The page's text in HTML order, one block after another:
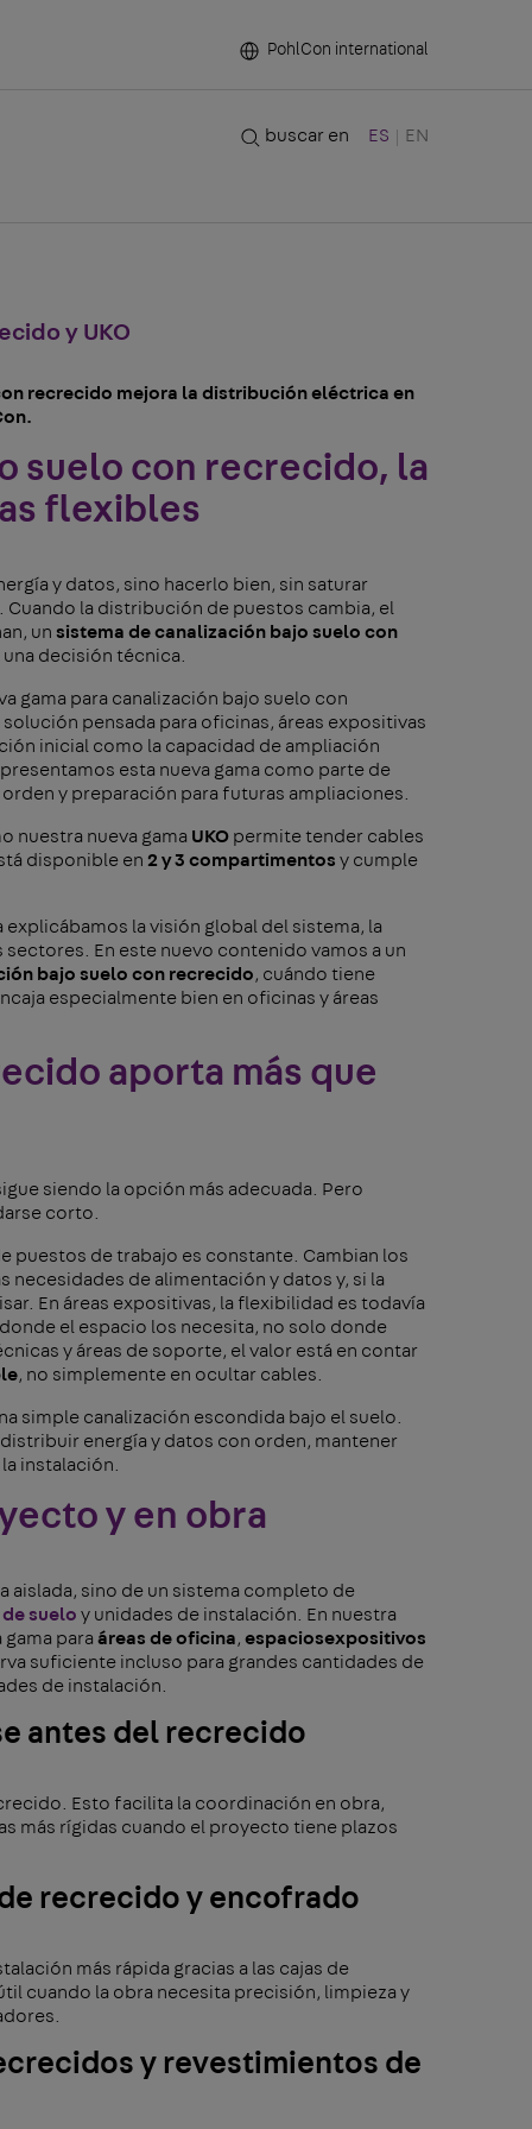
PohlCon international
buscar en ES EN
y UKO
recrecido mejora la distribución eléctrica en
suelo con recrecido, la
flexibles
y datos, sino hacerlo bien, sin saturar
la distribución de puestos cambia, el
un sistema de canalización bajo suelo con
decisión técnica.
gama para canalización bajo suelo con
pensada para oficinas, áreas expositivas
inicial como la capacidad de ampliación
esta nueva gama como parte de
y preparación para futuras ampliaciones.
nuestra nueva gama UKOpermite tender cables
disponible en 2 y 3 compartimentos y cumple
explicábamos la visión global del sistema, la
En este nuevo contenido vamos a un
bajo suelo con recrecido, cuándo tiene
especialmente bien en oficinas y áreas
aporta más que
siendo la opción más adecuada. Pero
corto.
puestos de trabajo es constante. Cambian los
necesidades de alimentación y datos y, si la
En áreas expositivas, la flexibilidad es todavía
el espacio los necesita, no solo donde
y áreas de soporte, el valor está en contar
, no simplemente en ocultar cables.
simple canalización escondida bajo el suelo.
energía y datos con orden, mantener
instalación.
y en obra
aislada, sino de un sistema completo de
suelo y unidades de instalación. En nuestra
para áreas de oficina, espaciosexpositivos
suficiente incluso para grandes cantidades de
de instalación.
antes del recrecido
Esto facilita la coordinación en obra,
más rígidas cuando el proyecto tiene plazos
recrecido y encofrado
más rápida gracias a las cajas de
cuando la obra necesita precisión, limpieza y
y revestimientos de